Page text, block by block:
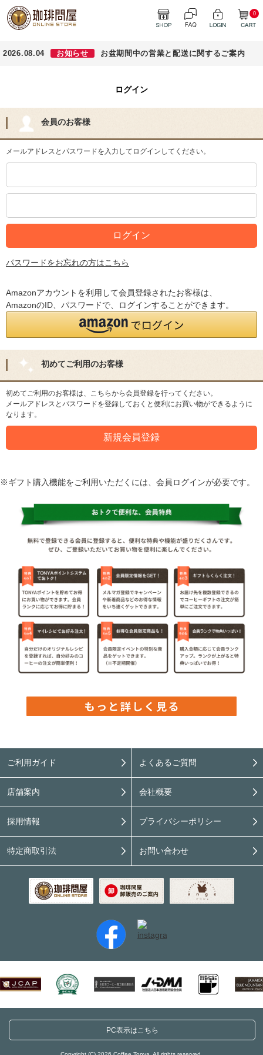
0
2026.08.04 お知らせ お盆期間中の営業と配送に関するご案内
ログイン
会員のお客様
メールアドレスとパスワードを入力してログインしてください。
パスワードをお忘れの方はこちら
Amazonアカウントを利用して会員登録されたお客様は、
AmazonのID、パスワードで、ログインすることができます。
初めてご利用のお客様
初めてご利用のお客様は、こちらから会員登録を行ってください。
メールアドレスとパスワードを登録しておくと便利にお買い物ができるように
なります。
※ギフト購入機能をご利用いただくには、会員ログインが必要です。
ご利用ガイド よくあるご質問
店舗案内 会社概要
採用情報 プライバシーポリシー
特定商取引法 お問い合わせ
PC表示はこちら